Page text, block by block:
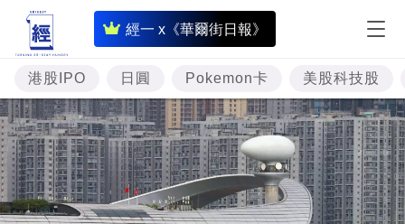
經一 x《華爾街日報》
即
時
財
經
專
題
投
資
港股IPO 日圓 Pokemon卡 美股科技股